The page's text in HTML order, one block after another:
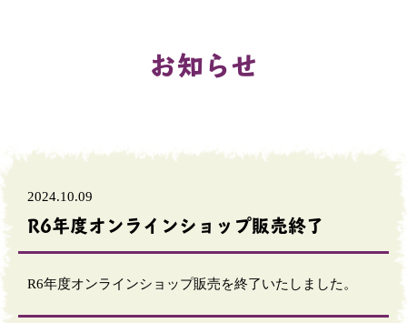
お知らせ
2024.10.09
R6年度オンラインショップ販売終了
R6年度オンラインショップ販売を終了いたしました。